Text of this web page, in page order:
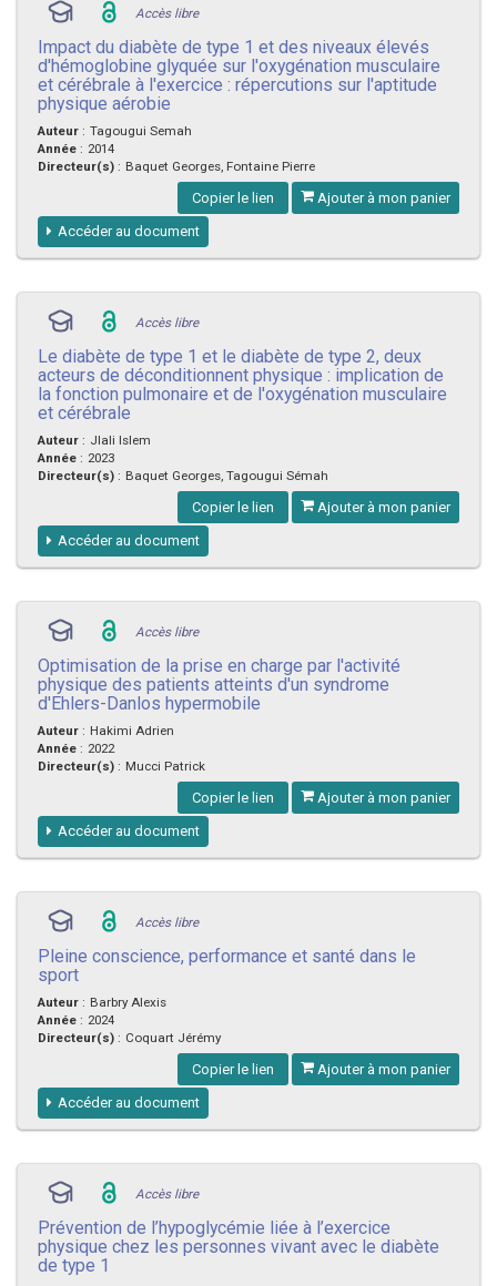
Accès libre
Impact du diabète de type 1 et des niveaux élevés
d'hémoglobine glyquée sur l'oxygénation musculaire
et cérébrale à l'exercice : répercutions sur l'aptitude
physique aérobie
Auteur : Tagougui Semah
Année : 2014
Directeur(s) : Baquet Georges, Fontaine Pierre
Copier le lien Ajouter à mon panier
Accéder au document
Accès libre
Le diabète de type 1 et le diabète de type 2, deux
acteurs de déconditionnent physique : implication de
la fonction pulmonaire et de l'oxygénation musculaire
et cérébrale
Auteur : Jlali Islem
Année : 2023
Directeur(s) : Baquet Georges, Tagougui Sémah
Copier le lien Ajouter à mon panier
Accéder au document
Accès libre
Optimisation de la prise en charge par l'activité
physique des patients atteints d'un syndrome
d'Ehlers-Danlos hypermobile
Auteur : Hakimi Adrien
Année : 2022
Directeur(s) : Mucci Patrick
Copier le lien Ajouter à mon panier
Accéder au document
Accès libre
Pleine conscience, performance et santé dans le
sport
Auteur : Barbry Alexis
Année : 2024
Directeur(s) : Coquart Jérémy
Copier le lien Ajouter à mon panier
Accéder au document
Accès libre
Prévention de l’hypoglycémie liée à l’exercice
physique chez les personnes vivant avec le diabète
de type 1